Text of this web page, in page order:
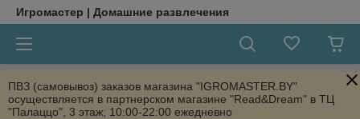
Игромастер | Домашние развлечения
ПВЗ (самовывоз) заказов магазина "IGROMASTER.BY"
осуществляется в партнерском магазине "Read&Dream" в ТЦ
"Палаццо", 3 этаж; 10:00-22:00 ежедневно